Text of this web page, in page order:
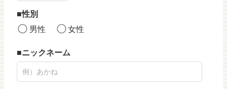
性別
男性
女性
ニックネーム